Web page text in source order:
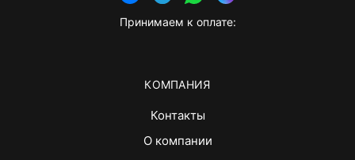
КОМПАНИЯ
Контакты
О компании
Принимаем к оплате: